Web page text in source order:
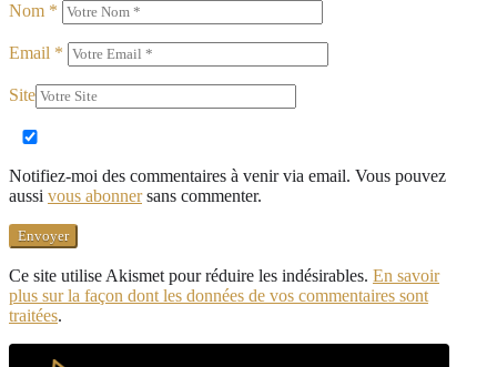
Nom *
Email *
Site
Notifiez-moi des commentaires à venir via email. Vous pouvez
aussi vous abonnersans commenter.
Ce site utilise Akismet pour réduire les indésirables. En savoir
plus sur la façon dont les données de vos commentaires sont
traitées.